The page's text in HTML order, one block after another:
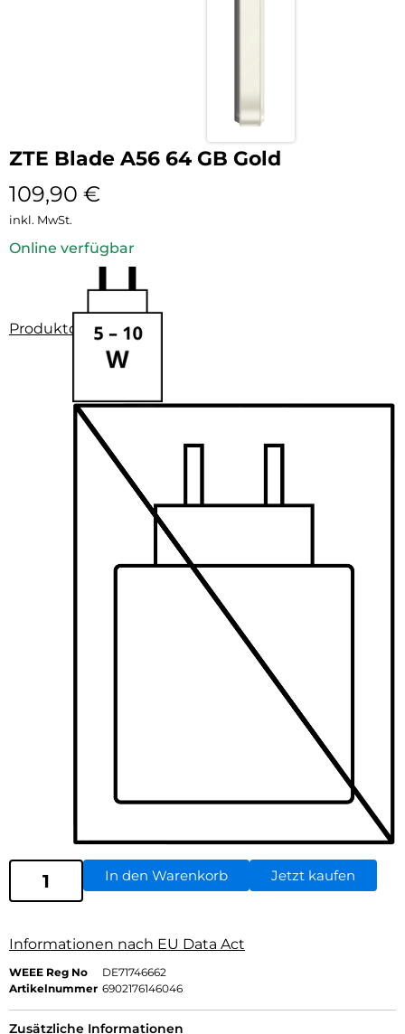
ZTE Blade A56 64 GB Gold
109,90 €
inkl. MwSt.
Online verfügbar
Produktdatenblatt
In den Warenkorb Jetzt kaufen
Informationen nach EU Data Act
WEEE Reg No
DE71746662
Artikelnummer 6902176146046
Zusätzliche Informationen